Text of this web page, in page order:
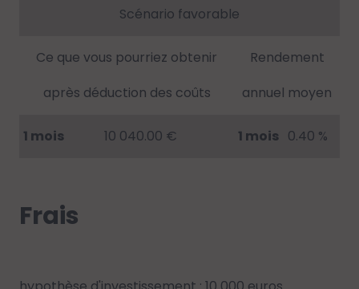
Scénario favorable
Ce que vous pourriez obtenir
après déduction des coûts
Rendement
annuel moyen
1 mois 10 040.00 € 1 mois 0.40 %
Frais